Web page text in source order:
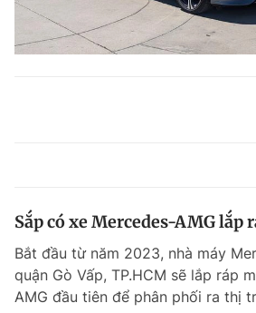
Sắp có xe Mercedes-AMG lắp
Bắt đầu từ năm 2023, nhà máy
quận Gò Vấp, TP.HCM sẽ lắp ráp
AMG đầu tiên để phân phối ra thị